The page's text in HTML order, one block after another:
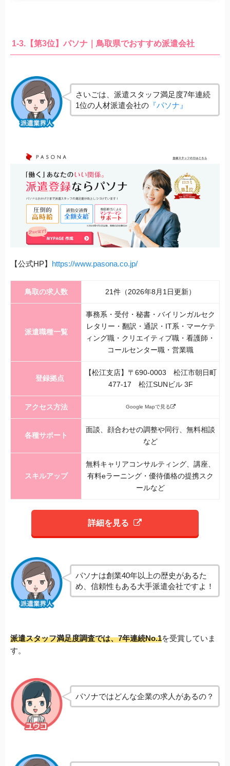
1-3.【第3位】パソナ｜鳥取県でおすすめ派遣会社
さいごは、派遣スタッフ満足度7年連続
1位の人材派遣会社の 『パソナ』
【公式HP】 https://www.pasona.co.jp/
鳥取の求人数 21件（2026年8月1日更新）
派遣職種一覧
事務系・受付・秘書・バイリンガルセク
レタリー・翻訳・通訳・IT系・マーケテ
ィング職・クリエイティブ職・看護師・
コールセンター職・営業職
登録拠点
【松江支店】〒690-0003 松江市朝日町
477-17 松江SUNビル 3F
アクセス方法 Google Mapで見る
各種サポート
面談、顔合わせの調整や同行、無料相談
など
スキルアップ
無料キャリアコンサルティング、講座、
有料eラーニング・優待価格の提携スク
ールなど
詳細を見る
パソナは創業40年以上の歴史があるた
め、信頼性もある大手派遣会社ですよ！
派遣スタッフ満足度調査では、7年連続No.1を受賞していま
す。
パソナではどんな企業の求人があるの？